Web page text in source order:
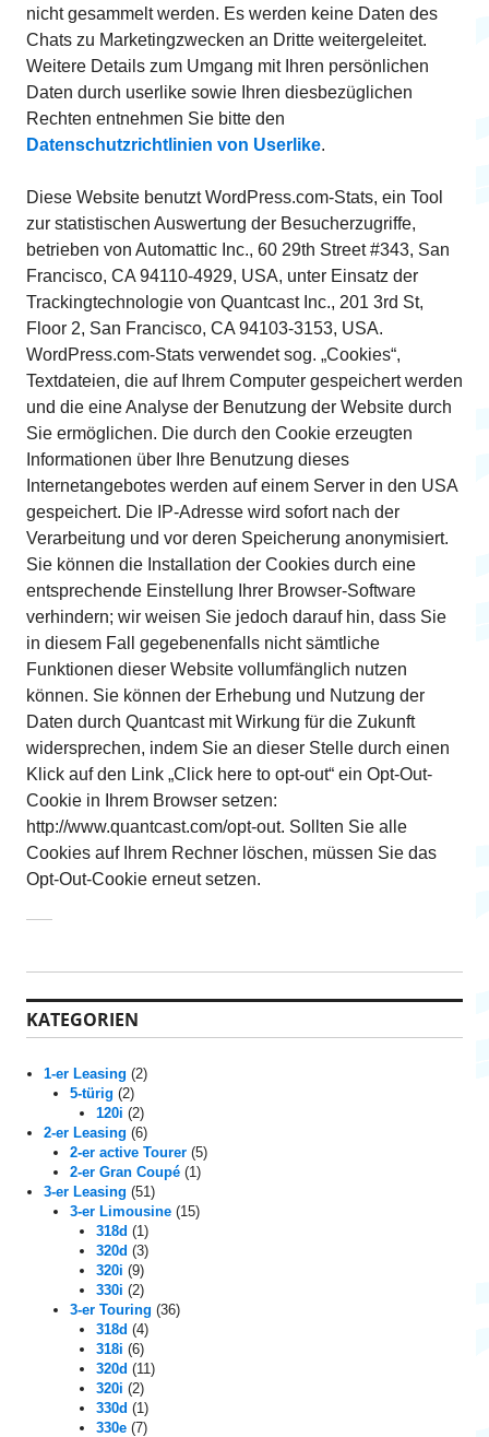
nicht gesammelt werden. Es werden keine Daten des
Chats zu Marketingzwecken an Dritte weitergeleitet.
Weitere Details zum Umgang mit Ihren persönlichen
Daten durch userlike sowie Ihren diesbezüglichen
Rechten entnehmen Sie bitte den
Datenschutzrichtlinien von Userlike.
Diese Website benutzt WordPress.com-Stats, ein Tool
zur statistischen Auswertung der Besucherzugriffe,
betrieben von Automattic Inc., 60 29th Street #343, San
Francisco, CA 94110-4929, USA, unter Einsatz der
Trackingtechnologie von Quantcast Inc., 201 3rd St,
Floor 2, San Francisco, CA 94103-3153, USA.
WordPress.com-Stats verwendet sog. „Cookies“,
Textdateien, die auf Ihrem Computer gespeichert werden
und die eine Analyse der Benutzung der Website durch
Sie ermöglichen. Die durch den Cookie erzeugten
Informationen über Ihre Benutzung dieses
Internetangebotes werden auf einem Server in den USA
gespeichert. Die IP-Adresse wird sofort nach der
Verarbeitung und vor deren Speicherung anonymisiert.
Sie können die Installation der Cookies durch eine
entsprechende Einstellung Ihrer Browser-Software
verhindern; wir weisen Sie jedoch darauf hin, dass Sie
in diesem Fall gegebenenfalls nicht sämtliche
Funktionen dieser Website vollumfänglich nutzen
können. Sie können der Erhebung und Nutzung der
Daten durch Quantcast mit Wirkung für die Zukunft
widersprechen, indem Sie an dieser Stelle durch einen
Klick auf den Link „Click here to opt-out“ ein Opt-Out-
Cookie in Ihrem Browser setzen:
http://www.quantcast.com/opt-out. Sollten Sie alle
Cookies auf Ihrem Rechner löschen, müssen Sie das
Opt-Out-Cookie erneut setzen.
KATEGORIEN
1-er Leasing (2)
5-türig (2)
120i (2)
2-er Leasing (6)
2-er active Tourer (5)
2-er Gran Coupé (1)
3-er Leasing (51)
3-er Limousine (15)
318d (1)
320d (3)
320i (9)
330i (2)
3-er Touring (36)
318d (4)
318i (6)
320d (11)
320i (2)
330d (1)
330e (7)